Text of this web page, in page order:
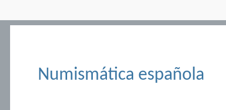
Numismática española